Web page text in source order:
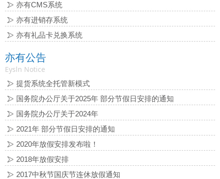
亦有CMS系统
亦有进销存系统
亦有礼品卡兑换系统
亦有公告
Eysln Notice
提货系统全托管新模式
国务院办公厅关于2025年 部分节假日安排的通知
国务院办公厅关于2024年
2021年 部分节假日安排的通知
2020年放假安排发布啦！
2018年放假安排
2017中秋节国庆节连休放假通知